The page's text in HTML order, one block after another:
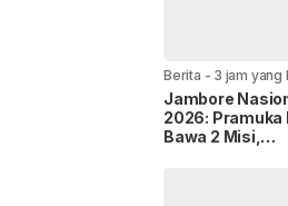
Berita - 3 jam yang
Jambore
2026: Pramuka
Bawa 2 Misi,